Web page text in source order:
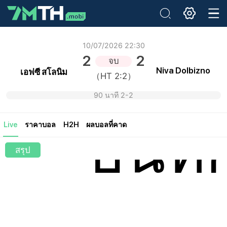
รหัสผ่านเดิม:
บันทึ
เอฟซี สโลนิม
10/07/2026 22:30
2
จบ
（HT 2:2）
2
90 นาที 2-2
Niva Dolbizno
Live ราคาบอล H2H ผลบอลที่คาด
สรุป